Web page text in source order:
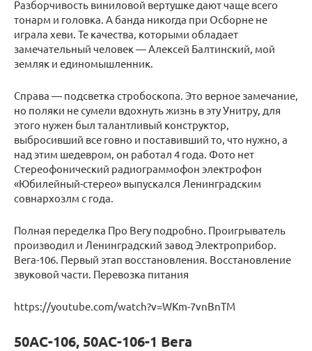
Разборчивость виниловой вертушке дают чаще всего
тонарм и головка. А банда никогда при Осборне не
играла хеви. Те качества, которыми обладает
замечательный человек — Алексей Балтинский, мой
земляк и единомышленник.
Справа — подсветка стробоскопа. Это верное замечание,
но поляки не сумели вдохнуть жизнь в эту Унитру, для
этого нужен был талантливый конструктор,
выбросивший все говно и поставивший то, что нужно, а
над этим шедевром, он работал 4 года. Фото нет
Стереофонический радиограммофон электрофон
«Юбилейный-стерео» выпускался Ленинградским
совнархозлм с года.
Полная переделка Про Вегу подробно. Проигрыватель
производил и Ленинградский завод Электроприбор.
Вега-106. Первый этап восстановления. Восстановление
звуковой части. Перевозка питания
https://youtube.com/watch?v=WKm-7vnBnTM
50АС-106, 50АС-106-1 Вега